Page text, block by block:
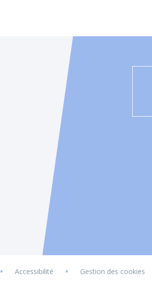
• Accessibilité • Gestion des cookies